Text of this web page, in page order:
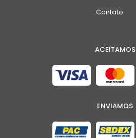
Contato
ACEITAMOS
ENVIAMOS